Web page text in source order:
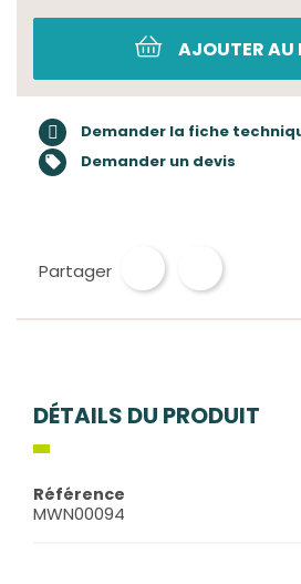
AJOUTER AU
Demander la fiche
 Demander un devis
Partager
DÉTAILS DU PRODUIT
Référence
MWN00094